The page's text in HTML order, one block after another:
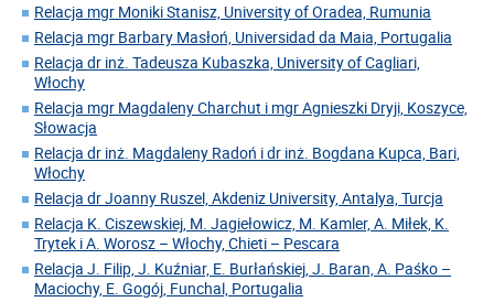
Relacja mgr Moniki Stanisz, University of Oradea, Rumunia
Relacja mgr Barbary Masłoń, Universidad da Maia, Portugalia
Relacja dr inż. Tadeusza Kubaszka, University of Cagliari,
Włochy
Relacja mgr Magdaleny Charchut i mgr Agnieszki Dryji, Koszyce,
Słowacja
Relacja dr inż. Magdaleny Radoń i dr inż. Bogdana Kupca, Bari,
Włochy
Relacja dr Joanny Ruszel, Akdeniz University, Antalya, Turcja
Relacja K. Ciszewskiej, M. Jagiełowicz, M. Kamler, A. Miłek, K.
Trytek i A. Worosz – Włochy, Chieti – Pescara
Relacja J. Filip, J. Kuźniar, E. Burłańskiej, J. Baran, A. Paśko –
Maciochy, E. Gogój, Funchal, Portugalia